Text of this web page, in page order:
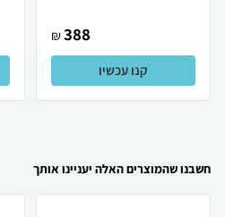
388
₪
קנו עכשיו
חשבנו שהמוצרים האלה יעניינו אותך